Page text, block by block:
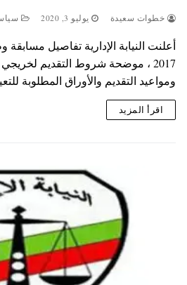
خطوات سعيدة يوليو 3, 2020
أعلنت النيابة الإدارية تفاصيل
2017 ، موضحة شروط التقديم
ومواعيد التقديم والأوراق المطلوبة
اقرأ المزيد